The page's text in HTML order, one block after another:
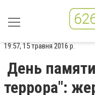
19:57, 15 травня 2016 р.
День
террора":